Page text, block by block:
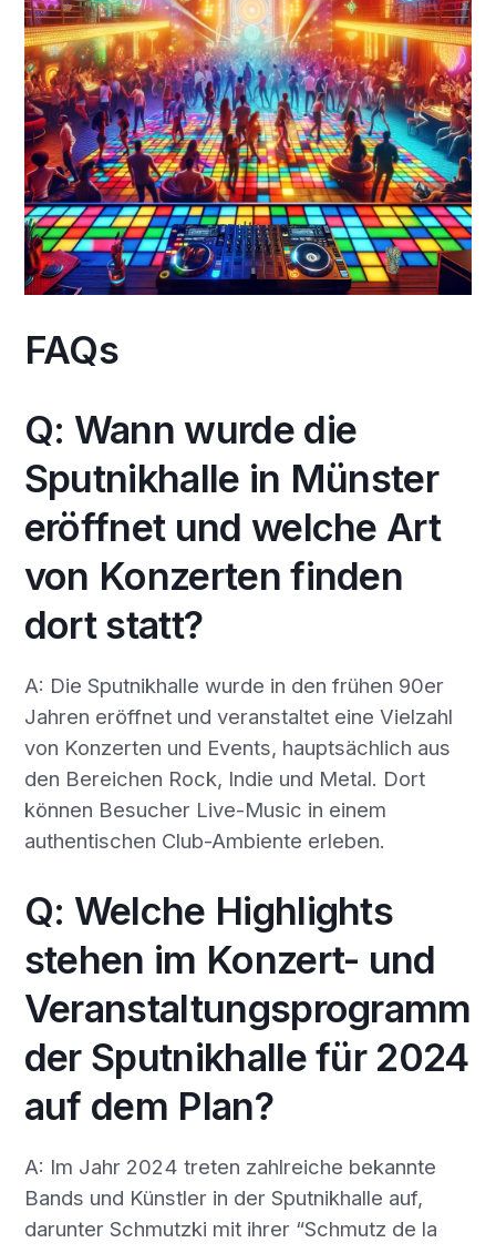
FAQs
Q: Wann wurde die
Sputnikhalle in Münster
eröffnet und welche Art
von Konzerten finden
dort statt?
A: Die Sputnikhalle wurde in den frühen 90er
Jahren eröffnet und veranstaltet eine Vielzahl
von Konzerten und Events, hauptsächlich aus
den Bereichen Rock, Indie und Metal. Dort
können Besucher Live-Music in einem
authentischen Club-Ambiente erleben.
Q: Welche Highlights
stehen im Konzert- und
Veranstaltungsprogramm
der Sputnikhalle für 2024
auf dem Plan?
A: Im Jahr 2024 treten zahlreiche bekannte
Bands und Künstler in der Sputnikhalle auf,
darunter Schmutzki mit ihrer “Schmutz de la